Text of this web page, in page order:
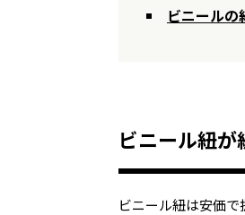
ビニールの
ビニール紐が
ビニール紐は安価で